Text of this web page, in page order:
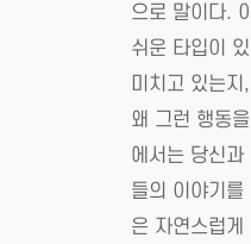
으로 말이다.
쉬운 타입이
미치고 있는지
왜 그런 행동
에서는 당신
들의 이야기
은 자연스럽게